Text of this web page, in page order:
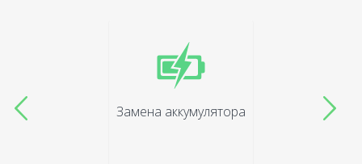
Замена аккумулятора